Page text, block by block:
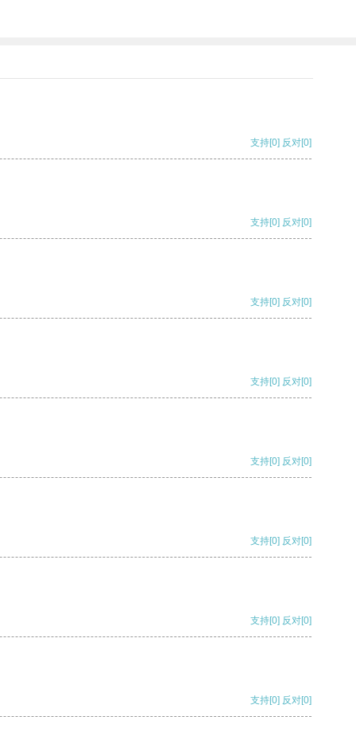
支持[0] 反对[0]
支持[0] 反对[0]
支持[0] 反对[0]
支持[0] 反对[0]
支持[0] 反对[0]
支持[0] 反对[0]
支持[0] 反对[0]
支持[0] 反对[0]